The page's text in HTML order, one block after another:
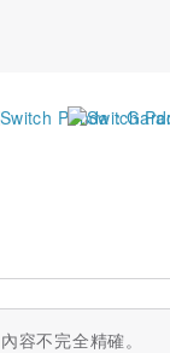
容不完全精確。